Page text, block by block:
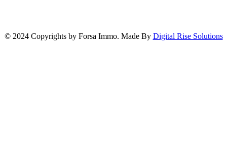
© 2024 Copyrights by Forsa Immo. Made By Digital Rise Solutions